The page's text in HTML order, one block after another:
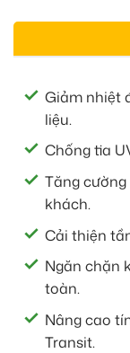
Giảm nhiệt
liệu.
Chống tia
Tăng
khách.
Cải thiện
Ngăn chặn
toàn.
Nâng cao
Transit.